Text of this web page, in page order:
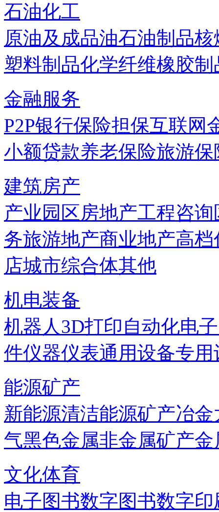
石油化工
原油及成品油石油制品核
塑料制品化学纤维橡胶制
金融服务
P2P银行保险担保互联网
小额贷款养老保险旅游保
建筑房产
产业园区房地产工程咨询
务旅游地产商业地产高档
店城市综合体其他
机电装备
机器人3D打印自动化电
件仪器仪表通用设备专用
能源矿产
新能源清洁能源矿产冶金
气黑色金属非金属矿产金
文化体育
电子图书数字图书数字印